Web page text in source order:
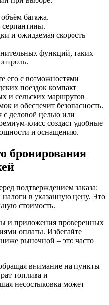
багажа.
серпантины.
и ожидаемая скорость
функций, таких
его с возможностями
поездок компакт
и сельских маршрутов
и обеспечит безопасность.
с деловой целью или
класс создаст удобные
и оснащению.
бронирования
подтверждением заказа:
налоги в указанную цену. Это
стоимость.
и приложения проверенных
оплаты. Избегайте
рыночной – это часто
внимание на пункты
топлива и
несостыковка может